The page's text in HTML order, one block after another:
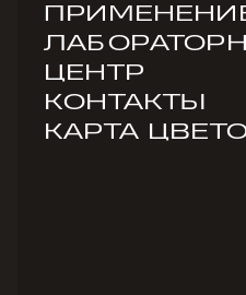
ЦЕНТР
КОНТАКТЫ
КАРТА